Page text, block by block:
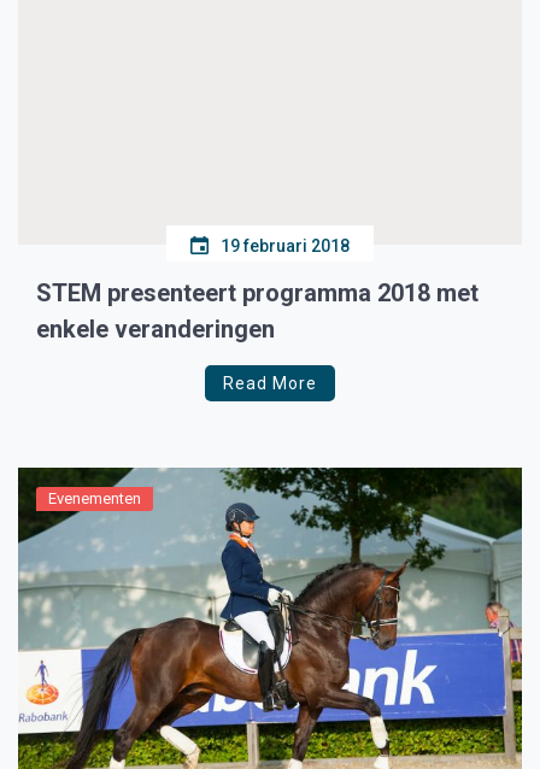
19 februari 2018
STEM presenteert programma 2018 met
enkele veranderingen
Read More
Evenementen